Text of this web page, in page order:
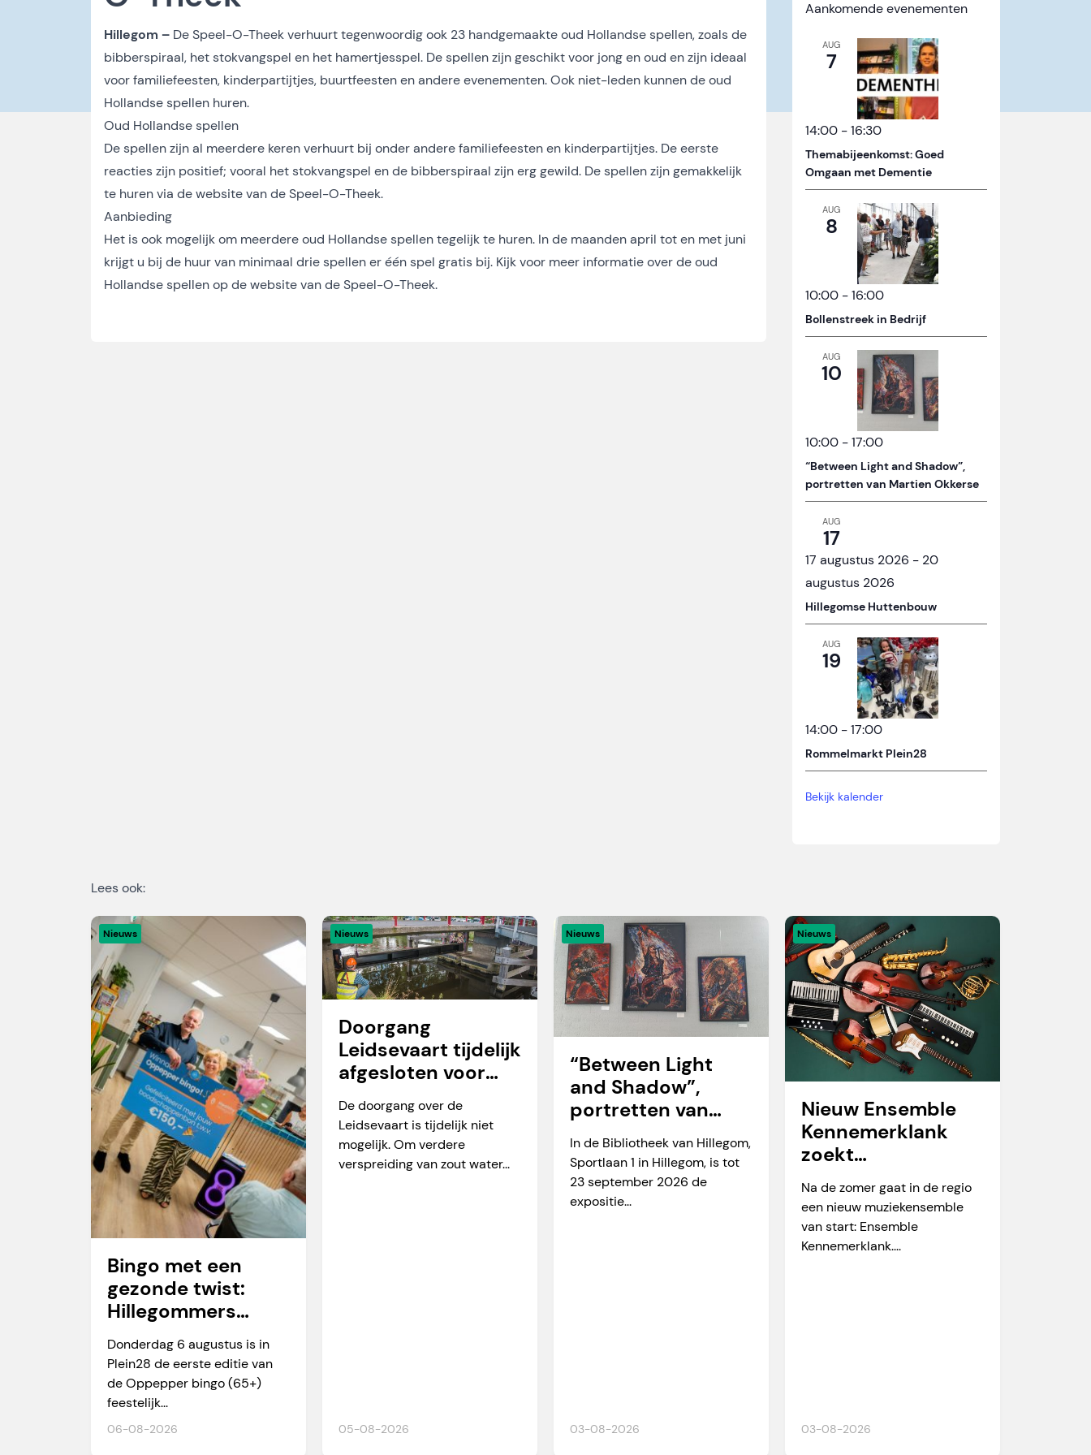
Hillegom – De Speel-O-Theek verhuurt tegenwoordig ook 23 handgemaakte oud Hollandse spellen, zoals de
bibberspiraal, het stokvangspel en het hamertjesspel. De spellen zijn geschikt voor jong en oud en zijn ideaal
voor familiefeesten, kinderpartijtjes, buurtfeesten en andere evenementen. Ook niet-leden kunnen de oud
Hollandse spellen huren.
Oud Hollandse spellen
De spellen zijn al meerdere keren verhuurt bij onder andere familiefeesten en kinderpartijtjes. De eerste
reacties zijn positief; vooral het stokvangspel en de bibberspiraal zijn erg gewild. De spellen zijn gemakkelijk
te huren via de website van de Speel-O-Theek.
Aanbieding
Het is ook mogelijk om meerdere oud Hollandse spellen tegelijk te huren. In de maanden april tot en met juni
krijgt u bij de huur van minimaal drie spellen er één spel gratis bij. Kijk voor meer informatie over de oud
Hollandse spellen opde website van de Speel-O-Theek.
Aankomende evenementen
AUG
7
14:00 -16:30
Themabijeenkomst: Goed
Omgaan met Dementie
AUG
8
10:00 -16:00
Bollenstreek in Bedrijf
AUG
10
10:00 -17:00
“Between Light and Shadow”,
portretten van Martien Okkerse
AUG
17
17 augustus 2026 - 20
augustus 2026
Hillegomse Huttenbouw
AUG
19
14:00 -17:00
Rommelmarkt Plein28
Bekijk kalender
Lees ook:
Nieuws
06-08-2026
Bingo met een
gezonde twist:
Hillegommers
winnen meer dan
alleen een prijs
Donderdag 6 augustus is in
Plein28 de eerste editie van
de Oppepper bingo (65+)
feestelijk...
Nieuws
05-08-2026
Doorgang
Leidsevaart tijdelijk
afgesloten voor
vaarverkeer
De doorgang over de
Leidsevaart is tijdelijk niet
mogelijk. Om verdere
verspreiding van zout water...
Nieuws
03-08-2026
“Between Light
and Shadow”,
portretten van
Martien Okkerse
In de Bibliotheek van Hillegom,
Sportlaan 1 in Hillegom, is tot
23 september 2026 de
expositie...
Nieuws
03-08-2026
Nieuw Ensemble
Kennemerklank
zoekt
amateurmuzikante
n
Na de zomer gaat in de regio
een nieuw muziekensemble
van start: Ensemble
Kennemerklank....